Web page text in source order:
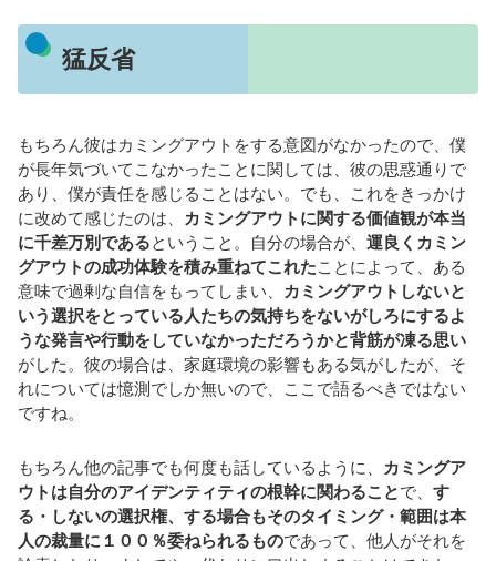
猛反省
もちろん彼はカミングアウトをする意図がなかったので、僕
が長年気づいてこなかったことに関しては、彼の思惑通りで
あり、僕が責任を感じることはない。でも、これをきっかけ
に改めて感じたのは、
カミングアウトに関する価値観が本当
に千差万別であるということ。自分の場合が、 運良くカミン
グアウトの成功体験を積み重ねてこれたことによって、ある
意味で過剰な自信をもってしまい、
カミングアウトしないと
いう選択をとっている人たちの気持ちをないがしろにするよ
うな発言や行動をしていなかっただろうかと背筋が凍る思い
がした。彼の場合は、家庭環境の影響もある気がしたが、そ
れについては憶測でしか無いので、ここで語るべきではない
ですね。
もちろん他の記事でも何度も話しているように、
カミングア
ウトは自分のアイデンティティの根幹に関わることで、 す
る・しないの選択権、する場合もそのタイミング・範囲は本
人の裁量に１００％委ねられるものであって、他人がそれを